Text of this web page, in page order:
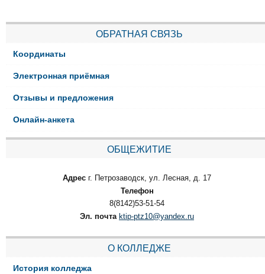
ОБРАТНАЯ СВЯЗЬ
Координаты
Электронная приёмная
Отзывы и предложения
Онлайн-анкета
ОБЩЕЖИТИЕ
Адрес г. Петрозаводск, ул. Лесная, д. 17
Телефон
8(8142)53-51-54
Эл. почта ktip-ptz10@yandex.ru
О КОЛЛЕДЖЕ
История колледжа